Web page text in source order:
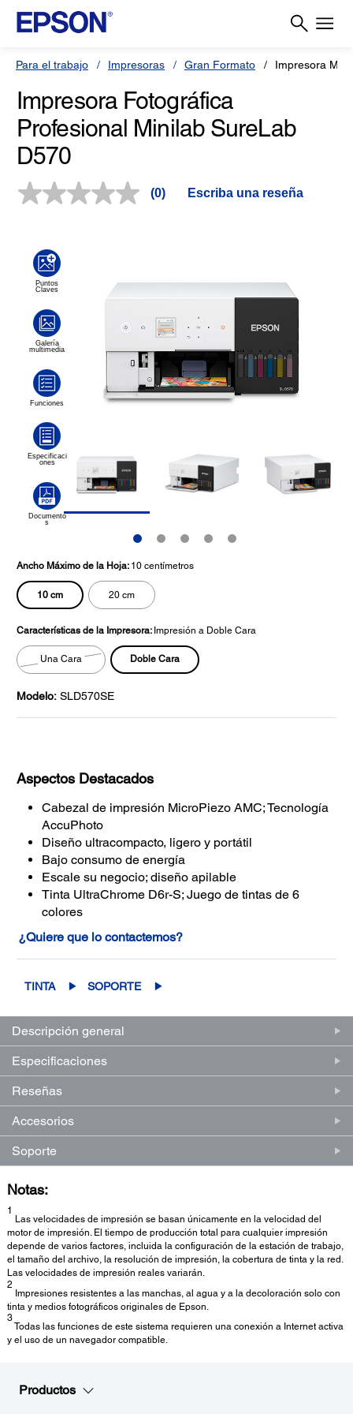
Para el trabajo Impresoras Gran Formato Impresora
Impresora Fotográfica
Profesional Minilab SureLab
D570
Sin
(0) Escriba una reseña
Ancho Máximo de la Hoja: 10 centímetros
10 cm 20 cm
Características de la Impresora: Impresión a Doble Cara
Una Cara Doble Cara
Modelo: SLD570SE
Aspectos Destacados
Cabezal de impresión MicroPiezo AMC; Tecnología
AccuPhoto
Diseño ultracompacto, ligero y portátil
Bajo consumo de energía
Escale su negocio; diseño apilable
Tinta UltraChrome D6r-S; Juego de tintas de 6
colores
¿Quiere que lo contactemos?
TINTA SOPORTE
Descripción general
Especificaciones
Reseñas
Accesorios
Soporte
Notas:
1
Las velocidades de impresión se basan únicamente en la velocidad del
motor de impresión. El tiempo de producción total para cualquier impresión
depende de varios factores, incluida la configuración de la estación de trabajo,
el tamaño del archivo, la resolución de impresión, la cobertura de tinta y la red.
Las velocidades de impresión reales variarán.
2
Impresiones resistentes a las manchas, al agua y a la decoloración solo con
tinta y medios fotográficos originales de Epson.
3
Todas las funciones de este sistema requieren una conexión a Internet activa
y el uso de un navegador compatible.
Productos